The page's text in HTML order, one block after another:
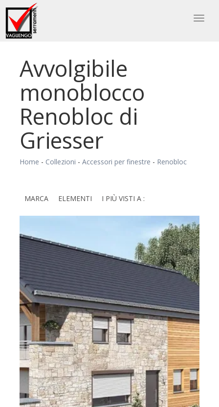
Avvolgibile
monoblocco
Renobloc di
Griesser
Home - Collezioni - Accessori per finestre - Renobloc
MARCA ELEMENTI I PIÙ VISTI A :